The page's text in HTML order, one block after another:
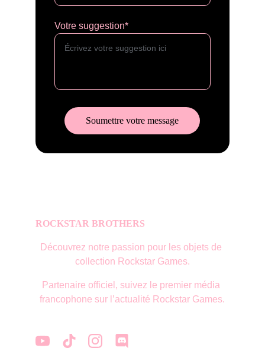
Votre suggestion*
Soumettre votre message
ROCKSTAR BROTHERS
Découvrez notre passion pour les objets de
collection Rockstar Games.
Partenaire officiel, suivez le premier média
francophone sur l’actualité Rockstar Games.